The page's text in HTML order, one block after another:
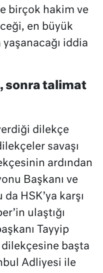
birçok hakim ve
en büyük
iddia
sonra talimat
dilekçe
savaşı
ardından
Başkanı ve
HSK’ya karşı
ulaştığı
Tayyip
dilekçesine başta
Adliyesi ile